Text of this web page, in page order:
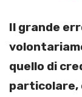
Il grande
quello di
particolare,